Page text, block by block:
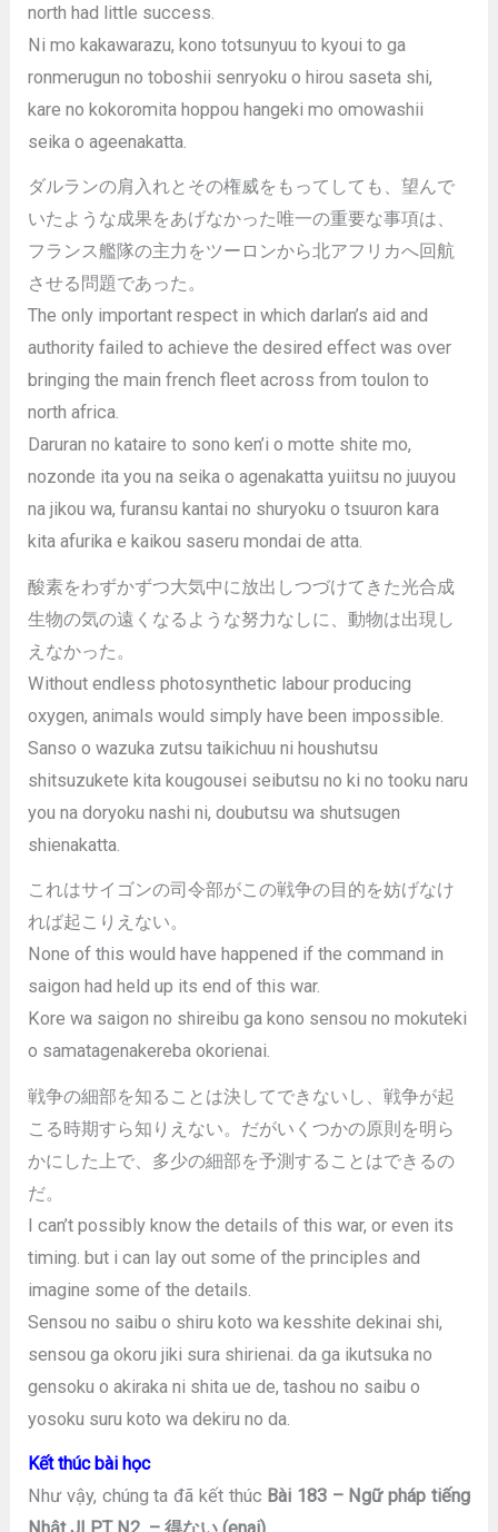
north had little success.
Ni mo kakawarazu, kono totsunyuu to kyoui to ga
ronmerugun no toboshii senryoku o hirou saseta shi,
kare no kokoromita hoppou hangeki mo omowashii
seika o ageenakatta.
ダルランの肩入れとその権威をもってしても、望んで
いたような成果をあげなかった唯一の重要な事項は、
フランス艦隊の主力をツーロンから北アフリカへ回航
させる問題であった。
The only important respect in which darlan’s aid and
authority failed to achieve the desired effect was over
bringing the main french fleet across from toulon to
north africa.
Daruran no kataire to sono ken’i o motte shite mo,
nozonde ita you na seika o agenakatta yuiitsu no juuyou
na jikou wa, furansu kantai no shuryoku o tsuuron kara
kita afurika e kaikou saseru mondai de atta.
酸素をわずかずつ大気中に放出しつづけてきた光合成
生物の気の遠くなるような努力なしに、動物は出現し
えなかった。
Without endless photosynthetic labour producing
oxygen, animals would simply have been impossible.
Sanso o wazuka zutsu taikichuu ni houshutsu
shitsuzukete kita kougousei seibutsu no ki no tooku naru
you na doryoku nashi ni, doubutsu wa shutsugen
shienakatta.
これはサイゴンの司令部がこの戦争の目的を妨げなけ
れば起こりえない。
None of this would have happened if the command in
saigon had held up its end of this war.
Kore wa saigon no shireibu ga kono sensou no mokuteki
o samatagenakereba okorienai.
戦争の細部を知ることは決してできないし、戦争が起
こる時期すら知りえない。だがいくつかの原則を明ら
かにした上で、多少の細部を予測することはできるの
だ。
I can’t possibly know the details of this war, or even its
timing. but i can lay out some of the principles and
imagine some of the details.
Sensou no saibu o shiru koto wa kesshite dekinai shi,
sensou ga okoru jiki sura shirienai. da ga ikutsuka no
gensoku o akiraka ni shita ue de, tashou no saibu o
yosoku suru koto wa dekiru no da.
Kết thúc bài học
Như vậy, chúng ta đã kết thúc Bài 183 – Ngữ pháp tiếng